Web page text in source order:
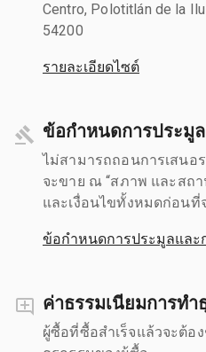
Centro, Polotitlán de la
54200
รายละเอียดไซต์
ข้อกำหนดการประมู
ไม่สามารถถอนการเสนอ
จะขาย ณ “สภาพ และสถ
และเงื่อนไขทั้งหมดก่อนที่
ข้อกำหนดการประมูลและ
ค่าธรรมเนียมการทำ
ผู้ซื้อที่ซื้อสำเร็จแล้วจะต้อ